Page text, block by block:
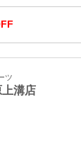
ツ
溝店